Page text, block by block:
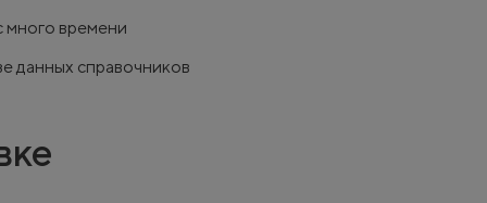
много времени
данных справочников